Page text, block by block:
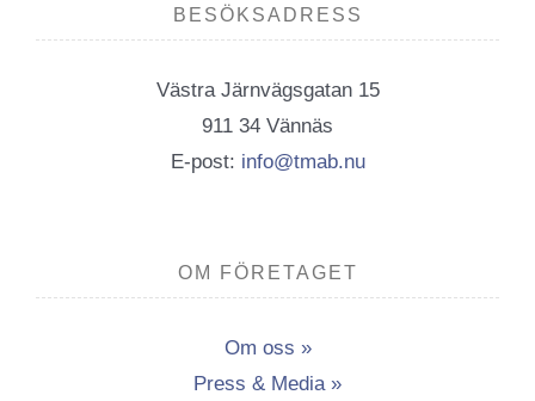
BESÖKSADRESS
Västra Järnvägsgatan 15
911 34 Vännäs
E-post: info@tmab.nu
OM FÖRETAGET
Om oss »
Press & Media »